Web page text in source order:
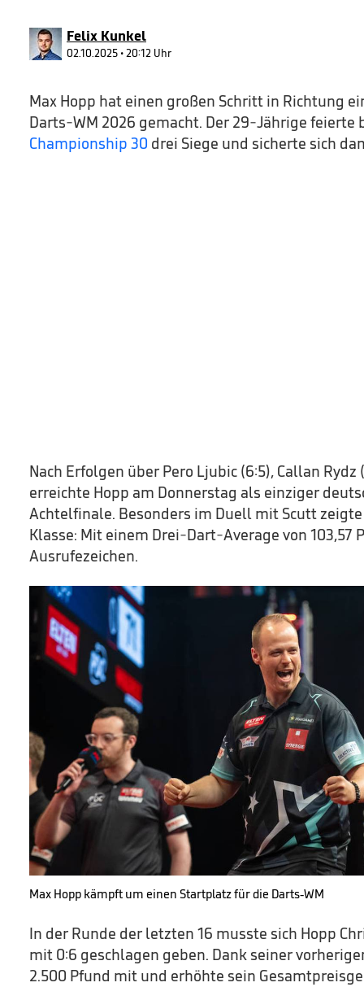
90%
Felix Kunkel
02.10.2025 • 20:12 Uhr
Max Hopp hat einen großen Schritt in Richtung
Darts-WM 2026 gemacht. Der 29-Jährige feierte
Championship 30 drei Siege und sicherte sich
Nach Erfolgen über Pero Ljubic (6:5), Callan Rydz
erreichte Hopp am Donnerstag als einziger
Achtelfinale. Besonders im Duell mit Scutt zeigte
Klasse: Mit einem Drei-Dart-Average von 103,57
Ausrufezeichen.
Max Hopp kämpft um einen Startplatz für die Darts-WM
In der Runde der letzten 16 musste sich Hopp
mit 0:6 geschlagen geben. Dank seiner
2.500 Pfund mit und erhöhte sein